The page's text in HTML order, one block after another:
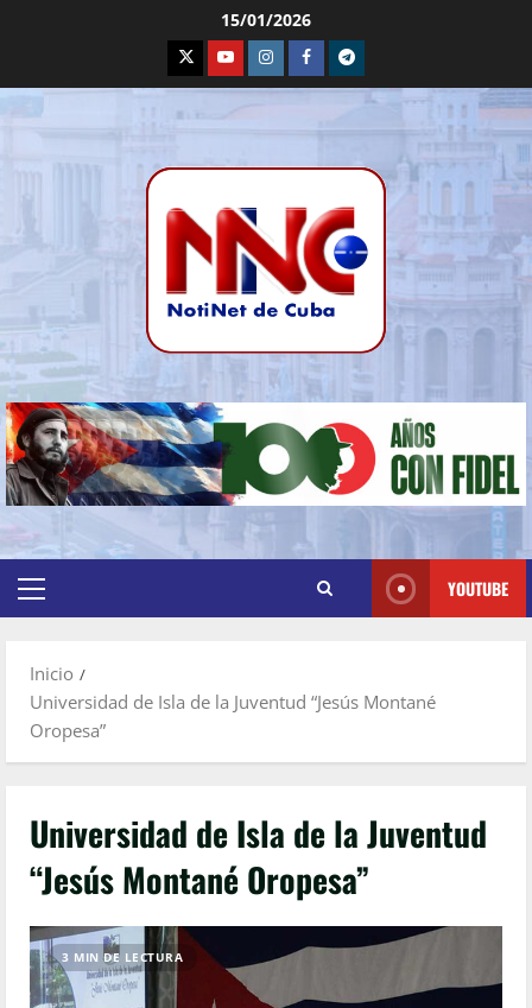
15/01/2026
YOUTUBE
Inicio
Universidad de Isla de la Juventud “Jesús Montané
Oropesa”
Universidad de Isla de la Juventud
“Jesús Montané Oropesa”
3 MIN DE LECTURA